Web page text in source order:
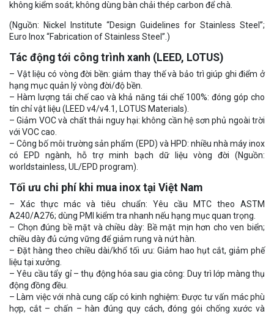
không kiểm soát; không dùng bàn chải thép carbon để chà.
(Nguồn: Nickel Institute “Design Guidelines for Stainless Steel”;
Euro Inox “Fabrication of Stainless Steel”.)
Tác động tới công trình xanh (LEED, LOTUS)
– Vật liệu có vòng đời bền: giảm thay thế và bảo trì giúp ghi điểm ở
hạng mục quản lý vòng đời/độ bền.
– Hàm lượng tái chế cao và khả năng tái chế 100%: đóng góp cho
tín chỉ vật liệu (LEED v4/v4.1, LOTUS Materials).
– Giảm VOC và chất thải nguy hại: không cần hệ sơn phủ ngoài trời
với VOC cao.
– Công bố môi trường sản phẩm (EPD) và HPD: nhiều nhà máy inox
có EPD ngành, hỗ trợ minh bạch dữ liệu vòng đời (Nguồn:
worldstainless, UL/EPD program).
Tối ưu chi phí khi mua inox tại Việt Nam
– Xác thực mác và tiêu chuẩn: Yêu cầu MTC theo ASTM
A240/A276; dùng PMI kiểm tra nhanh nếu hạng mục quan trọng.
– Chọn đúng bề mặt và chiều dày: Bề mặt mịn hơn cho ven biển;
chiều dày đủ cứng vững để giảm rung và nứt hàn.
– Đặt hàng theo chiều dài/khổ tối ưu: Giảm hao hụt cắt, giảm phế
liệu tại xưởng.
– Yêu cầu tẩy gỉ – thụ động hóa sau gia công: Duy trì lớp màng thụ
động đồng đều.
– Làm việc với nhà cung cấp có kinh nghiệm: Được tư vấn mác phù
hợp, cắt – chấn – hàn đúng quy cách, đóng gói chống xước và